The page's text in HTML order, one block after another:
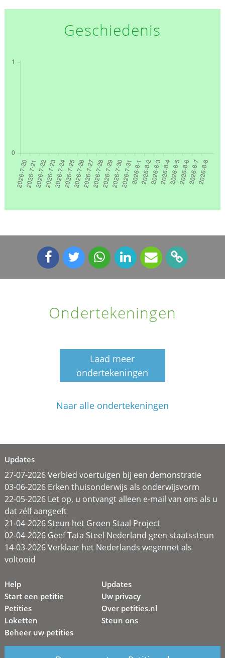
Geschiedenis
Ondertekeningen
Laad meer
ondertekeningen
Naar alle ondertekeningen
Updates
27-07-2026 Verbied voertuigen bij een demonstratie
03-06-2026 Erken thuisonderwijs als onderwijsvorm
22-05-2026 Let op, u ontvangt alleen e-mail van ons als u
dat zélf aangeeft
21-04-2026 Steun het Groen Staal Project
02-04-2026 Geef Tata Steel Nederland geen staatssteun
14-03-2026 Verklaar het Nederlands wegennet als
voltooid
Help
Start een petitie
Petities
Loketten
Beheer uw petities
Updates
Uw privacy
Over petities.nl
Steun ons